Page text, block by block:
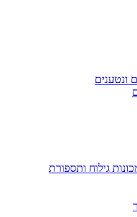
ונטענים
גילוח ותספורת